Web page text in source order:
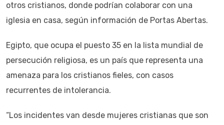
otros cristianos, donde podrían colaborar con una
iglesia en casa, según información de Portas Abertas.
Egipto, que ocupa el puesto 35 en la lista mundial de
persecución religiosa, es un país que representa una
amenaza para los cristianos fieles, con casos
recurrentes de intolerancia.
“Los incidentes van desde mujeres cristianas que son